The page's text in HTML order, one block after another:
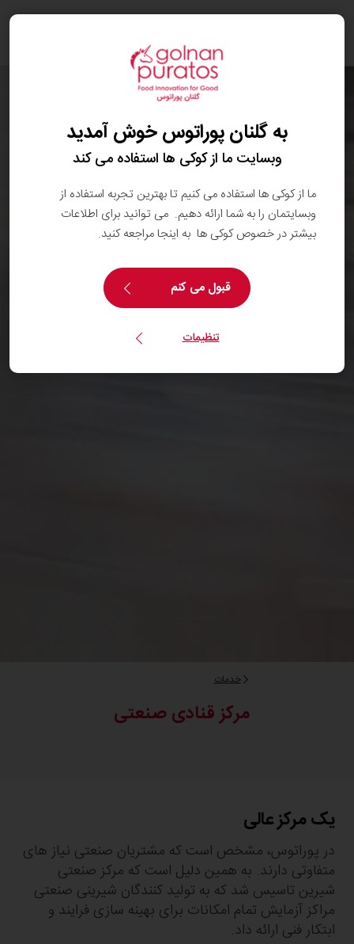
خدمات
مرکز قنادی صنعتی
یک مرکز عالی
در پوراتوس، مشخص است که مشتریان صنعتی نیاز های
متفاوتی دارند. به همین دلیل است که مرکز صنعتی
شیرین تاسیس شد که به تولید کنندگان شیرینی صنعتی
مراکز آزمایش تمام امکانات برای بهینه سازی فرایند و
ابتکار فنی ارائه داد.
به گلنان پوراتوس خوش آمدید
وبسایت ما از کوکی ها استفاده می کند
ما از کوکی ها استفاده می کنیم تا بهترین تجربه استفاده از
وبسایتمان را به شما ارائه دهیم. می توانید برای اطلاعات
بیشتر در خصوص کوکی ها به اینجا مراجعه کنید.
قبول می کنم
تنظیمات